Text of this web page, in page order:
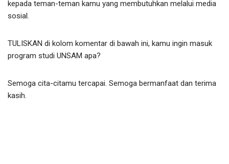
kepada teman-teman kamu yang membutuhkan melalui media
sosial.
TULISKAN di kolom komentar di bawah ini, kamu ingin masuk
program studi UNSAM apa?
Semoga cita-citamu tercapai. Semoga bermanfaat dan terima
kasih.